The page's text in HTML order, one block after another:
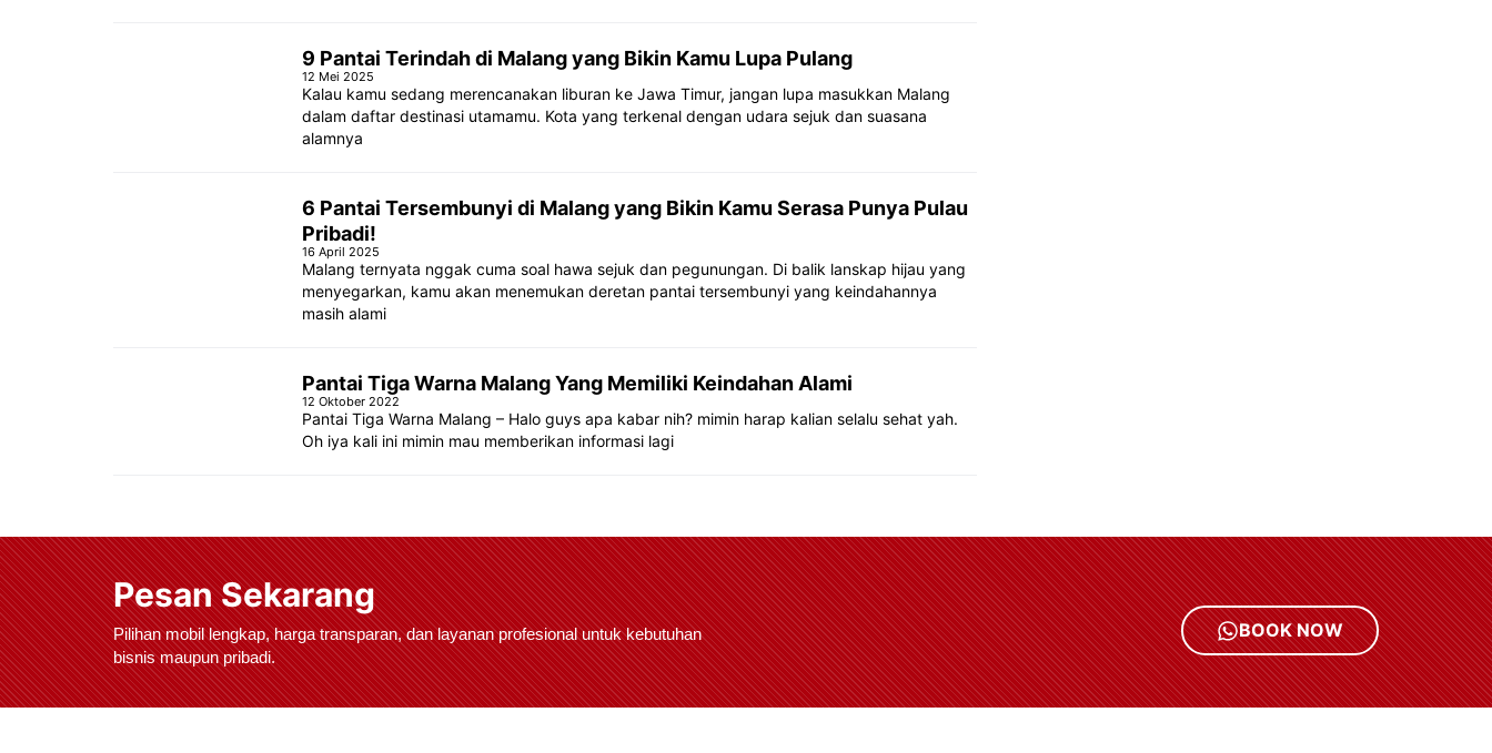
9 Pantai Terindah di Malang yang Bikin Kamu Lupa Pulang
12 Mei 2025
Kalau kamu sedang merencanakan liburan ke Jawa Timur, jangan lupa masukkan Malang
dalam daftar destinasi utamamu. Kota yang terkenal dengan udara sejuk dan suasana
alamnya
6 Pantai Tersembunyi di Malang yang Bikin Kamu Serasa Punya Pulau
Pribadi!
16 April 2025
Malang ternyata nggak cuma soal hawa sejuk dan pegunungan. Di balik lanskap hijau yang
menyegarkan, kamu akan menemukan deretan pantai tersembunyi yang keindahannya
masih alami
Pantai Tiga Warna Malang Yang Memiliki Keindahan Alami
12 Oktober 2022
Pantai Tiga Warna Malang – Halo guys apa kabar nih? mimin harap kalian selalu sehat yah.
Oh iya kali ini mimin mau memberikan informasi lagi
Pesan Sekarang
Pilihan mobil lengkap, harga transparan, dan layanan profesional untuk kebutuhan
bisnis maupun pribadi.
BOOK NOW